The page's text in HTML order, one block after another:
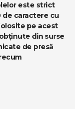
este strict
de caractere cu
pe acest
din surse
de presă